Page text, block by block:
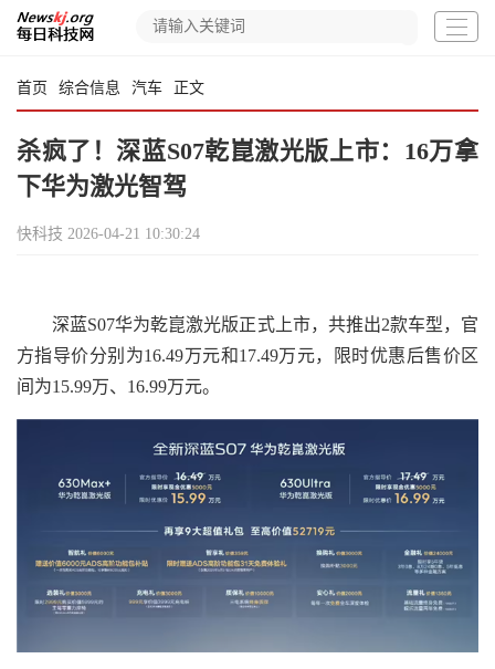
首页 综合信息 汽车 正文
杀疯了！深蓝S07乾崑激光版上市：16万拿
下华为激光智驾
快科技 2026-04-21 10:30:24
深蓝S07华为乾崑激光版正式上市，共推出2款车型，官
方指导价分别为16.49万元和17.49万元，限时优惠后售价区
间为15.99万、16.99万元。